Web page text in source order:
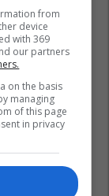
Reklamo këtu
from
device
with 369
our partners
on the basis
managing
of this page
in privacy